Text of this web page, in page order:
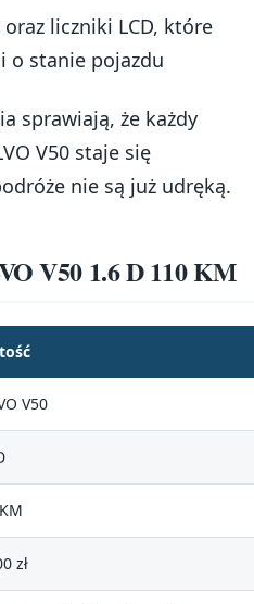
liczniki LCD, które
o stanie pojazdu
sprawiają, że każdy
V50 staje się
nie są już udręką.
V50 1.6 D 110 KM
V50
zł